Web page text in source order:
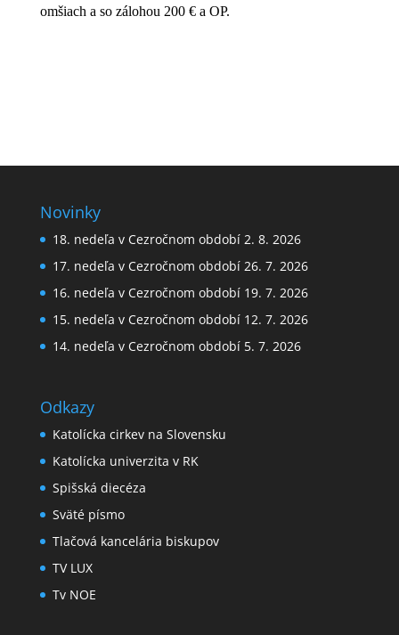
omšiach a so zálohou 200 € a OP.
Novinky
18. nedeľa v Cezročnom období 2. 8. 2026
17. nedeľa v Cezročnom období 26. 7. 2026
16. nedeľa v Cezročnom období 19. 7. 2026
15. nedeľa v Cezročnom období 12. 7. 2026
14. nedeľa v Cezročnom období 5. 7. 2026
Odkazy
Katolícka cirkev na Slovensku
Katolícka univerzita v RK
Spišská diecéza
Sväté písmo
Tlačová kancelária biskupov
TV LUX
Tv NOE